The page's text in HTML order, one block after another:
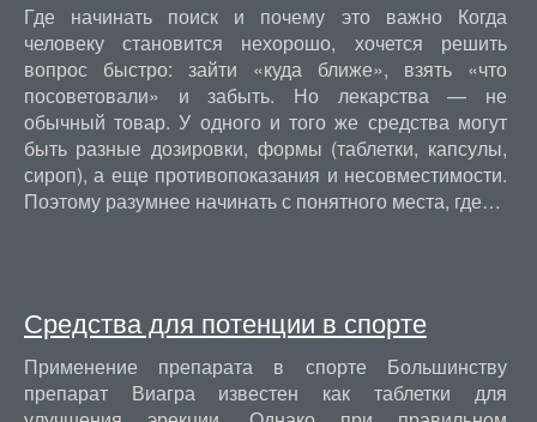
Где начинать поиск и почему это важно Когда
человеку становится нехорошо, хочется решить
вопрос быстро: зайти «куда ближе», взять «что
посоветовали» и забыть. Но лекарства — не
обычный товар. У одного и того же средства могут
быть разные дозировки, формы (таблетки, капсулы,
сироп), а еще противопоказания и несовместимости.
Поэтому разумнее начинать с понятного места, где…
Средства для потенции в спорте
Применение препарата в спорте Большинству
препарат Виагра известен как таблетки для